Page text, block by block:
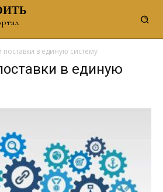
поставки в единую систему
в единую